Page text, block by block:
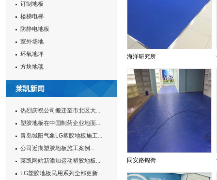
订制地板
楼梯电梯
防静电地板
室外场地
环氧地坪
方块地毯
莱凯新闻
热烈庆祝公司搬迁至市北区大...
塑胶地板在中国制药企业地面...
青岛城阳气象LG塑胶地板施工...
公司近期塑胶地板施工案例...
莱凯网站新添加运动塑胶地板...
LG塑胶地板民用系列全部更新...
海洋研究所
同安路锦街